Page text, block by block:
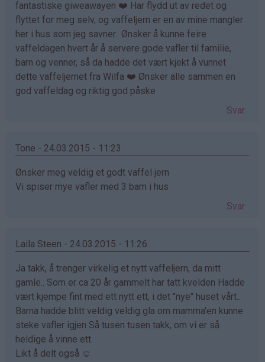
fantastiske giweawayen ❤️ Har flydd ut av redet og
flyttet for meg selv, og vaffeljern er en av mine mangler
her i hus som jeg savner.. Ønsker å kunne feire
vaffeldagen hvert år å servere gode vafler til familie,
barn og venner, så da hadde det vært kjekt å vunnet
dette vaffeljernet fra Wilfa ❤️ Ønsker alle sammen en
god vaffeldag og riktig god påske
Svar
Tone - 24.03.2015 - 11:23
Ønsker meg veldig et godt vaffel jern
Vi spiser mye vafler med 3 barn i hus
Svar
Laila Steen - 24.03.2015 - 11:26
Ja takk, å trenger virkelig et nytt vaffeljern, da mitt
gamle.. Som er ca 20 år gammelt har tatt kvelden Hadde
vært kjempe fint med ett nytt ett, i det "nye" huset vårt..
Barna hadde blitt veldig veldig gla om mamma'en kunne
steke vafler igjen Så tusen tusen takk, om vi er så
heldige å vinne ett
Likt å delt også ☺